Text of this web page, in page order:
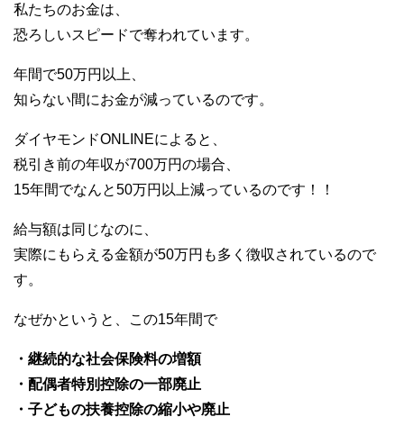
私たちのお金は、
恐ろしいスピードで奪われています。
年間で50万円以上、
知らない間にお金が減っているのです。
ダイヤモンドONLINEによると、
税引き前の年収が700万円の場合、
15年間でなんと50万円以上減っているのです！！
給与額は同じなのに、
実際にもらえる金額が50万円も多く徴収されているので
す。
なぜかというと、この15年間で
・継続的な社会保険料の増額
・配偶者特別控除の一部廃止
・子どもの扶養控除の縮小や廃止